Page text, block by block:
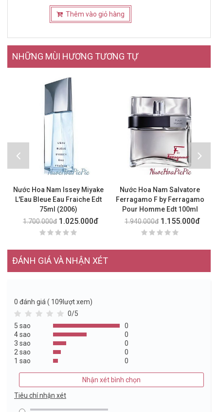
Thêm vào giỏ hàng
NHỮNG MÙI HƯƠNG TƯƠNG TỰ
Nước Hoa Nam Issey Miyake
L'Eau Bleue Eau Fraiche Edt
75ml (2006)
1.700.000đ 1.025.000đ
Nước Hoa Nam Salvatore
Ferragamo F by Ferragamo
Pour Homme Edt 100ml
1.940.000đ 1.155.000đ
ĐÁNH GIÁ VÀ NHẬN XÉT
0 đánh giá ( 109lượt xem)
0/5
5 sao
0
4 sao
0
3 sao
0
2 sao
0
1 sao
0
Nhận xét bình chọn
Tiêu chí nhận xét